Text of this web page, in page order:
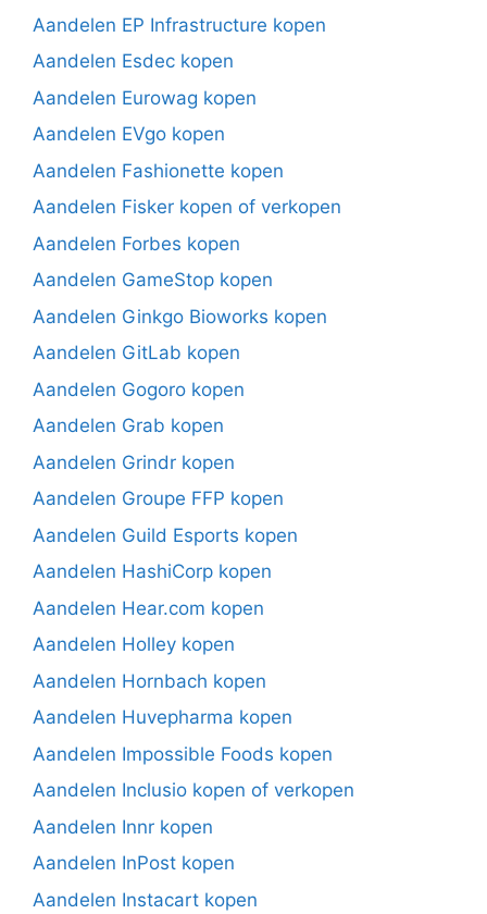
Aandelen EP Infrastructure kopen
Aandelen Esdec kopen
Aandelen Eurowag kopen
Aandelen EVgo kopen
Aandelen Fashionette kopen
Aandelen Fisker kopen of verkopen
Aandelen Forbes kopen
Aandelen GameStop kopen
Aandelen Ginkgo Bioworks kopen
Aandelen GitLab kopen
Aandelen Gogoro kopen
Aandelen Grab kopen
Aandelen Grindr kopen
Aandelen Groupe FFP kopen
Aandelen Guild Esports kopen
Aandelen HashiCorp kopen
Aandelen Hear.com kopen
Aandelen Holley kopen
Aandelen Hornbach kopen
Aandelen Huvepharma kopen
Aandelen Impossible Foods kopen
Aandelen Inclusio kopen of verkopen
Aandelen Innr kopen
Aandelen InPost kopen
Aandelen Instacart kopen